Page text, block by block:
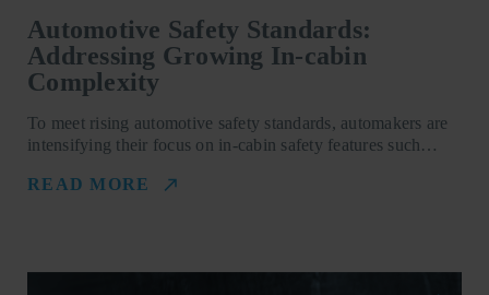
Automotive Safety Standards:
Addressing Growing In-cabin
Complexity
To meet rising automotive safety standards, automakers are
intensifying their focus on in-cabin safety features such…
READ MORE